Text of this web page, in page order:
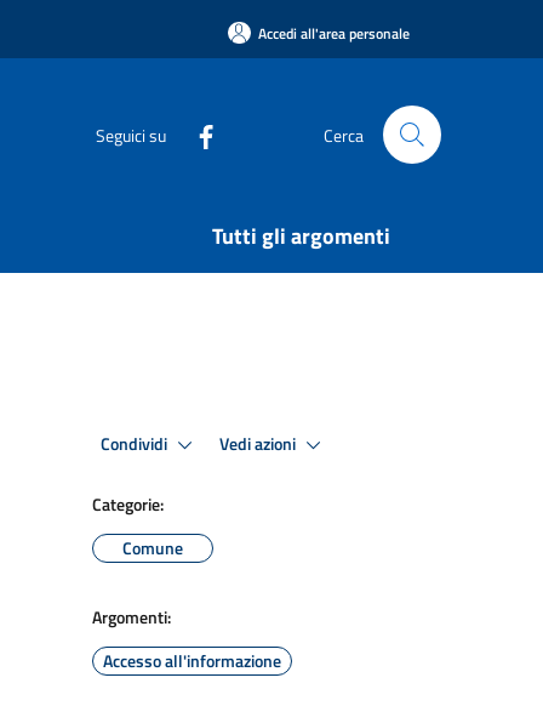
Accedi all'area personale
Seguici su Cerca
Tutti gli argomenti
Condividi Vedi azioni
Categorie:
Comune
Argomenti:
Accesso all'informazione